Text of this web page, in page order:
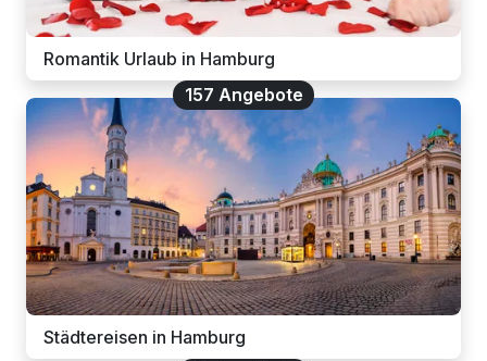
Romantik Urlaub in Hamburg
157 Angebote
Städtereisen in Hamburg